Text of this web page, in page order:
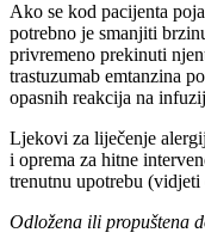
Ako se kod pacijenta
potrebno je smanjiti
privremeno prekinuti
trastuzumab emtanzina
opasnih reakcija na
Ljekovi za liječenje
i oprema za hitne
trenutnu upotrebu (vidjeti
Odložena ili propuštena